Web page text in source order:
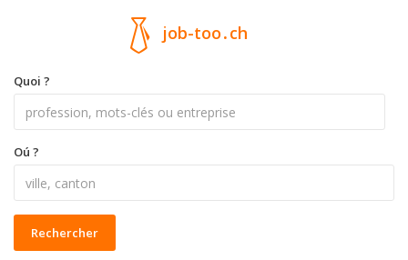
job-too.ch
Quoi ?
Oú ?
Rechercher